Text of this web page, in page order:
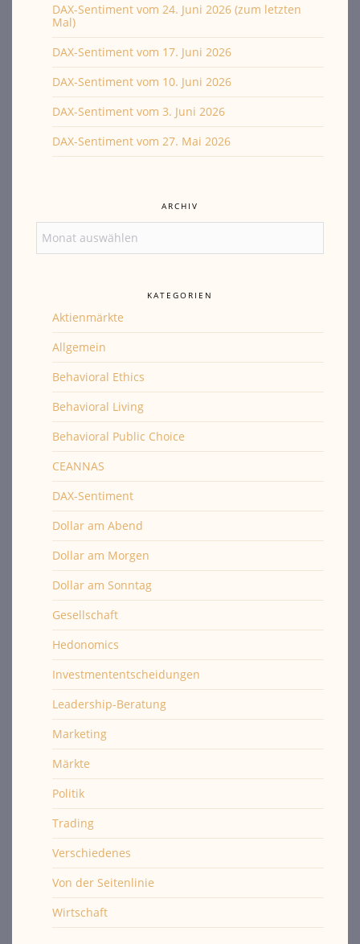
DAX-Sentiment vom 24. Juni 2026 (zum letzten
Mal)
DAX-Sentiment vom 17. Juni 2026
DAX-Sentiment vom 10. Juni 2026
DAX-Sentiment vom 3. Juni 2026
DAX-Sentiment vom 27. Mai 2026
ARCHIV
KATEGORIEN
Aktienmärkte
Allgemein
Behavioral Ethics
Behavioral Living
Behavioral Public Choice
CEANNAS
DAX-Sentiment
Dollar am Abend
Dollar am Morgen
Dollar am Sonntag
Gesellschaft
Hedonomics
Investmententscheidungen
Leadership-Beratung
Marketing
Märkte
Politik
Trading
Verschiedenes
Von der Seitenlinie
Wirtschaft